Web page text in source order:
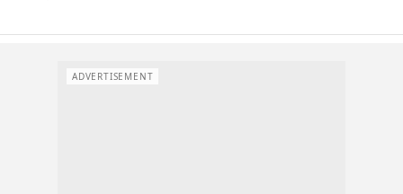
ADVERTISEMENT